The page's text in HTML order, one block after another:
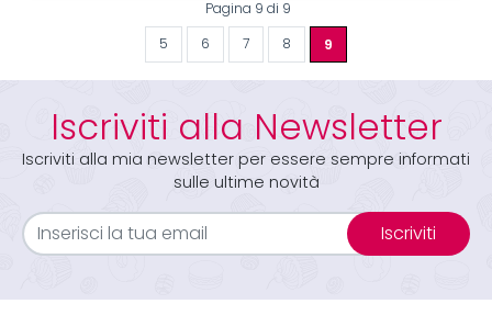
Pagina 9 di 9
5 6 7 8 9
Iscriviti alla Newsletter
Iscriviti alla mia newsletter per essere sempre informati
sulle ultime novità
Iscriviti